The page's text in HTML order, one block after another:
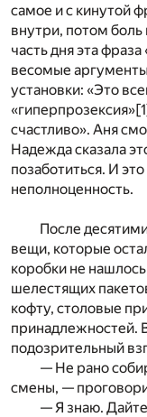
самое и с кинутой
внутри, потом
часть дня эта
весомые
установки: «Это
«гиперпрозексия»
счастливо». Аня
Надежда сказала
позаботиться. И
неполноценность.
После
вещи, которые
коробки не
шелестящих
кофту, столовые
принадлежностей.
подозрительный
— Не рано
смены, —
— Я знаю.